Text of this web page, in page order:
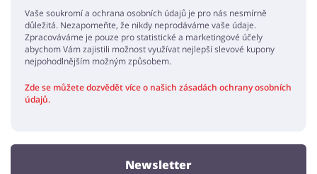
Vaše soukromí a ochrana osobních údajů je pro nás nesmírně
důležitá. Nezapomeňte, že nikdy neprodáváme vaše údaje.
Zpracováváme je pouze pro statistické a marketingové účely
abychom Vám zajistili možnost využívat nejlepší slevové kupony
nejpohodlnějším možným způsobem.
Zde se můžete dozvědět více o našich zásadách ochrany osobních
údajů.
Newsletter